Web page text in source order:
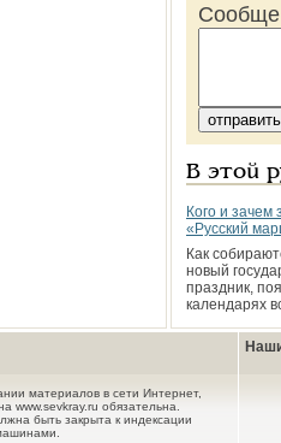
В этой
Кого и зачем
«Русский
Как
новый
праздник,
календарях
материалов в сети Интернет,
www.sevkray.ru обязательна.
быть закрыта к индексации